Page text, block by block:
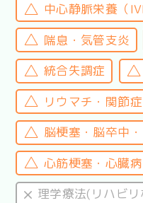
中心静脈栄養（
喘息・気管支炎
統合失調症
リウマチ・関節症
脳梗塞・脳卒中
心筋梗塞・心臓
理学療法(リハビ